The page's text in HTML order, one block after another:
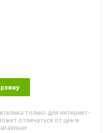
только для интернет-
отличаться от цен в